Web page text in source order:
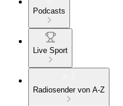
Podcasts
Live Sport
Radiosender von A-Z